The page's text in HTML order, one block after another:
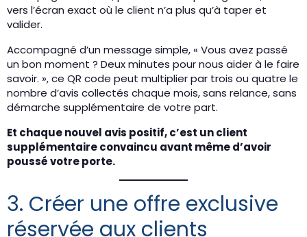
vers l’écran exact où le client n’a plus qu’à taper et
valider.
Accompagné d’un message simple, « Vous avez passé
un bon moment ? Deux minutes pour nous aider à le faire
savoir. », ce QR code peut multiplier par trois ou quatre le
nombre d’avis collectés chaque mois, sans relance, sans
démarche supplémentaire de votre part.
Et chaque nouvel avis positif, c’est un client
supplémentaire convaincu avant même d’avoir
poussé votre porte.
3. Créer une offre exclusive
réservée aux clients